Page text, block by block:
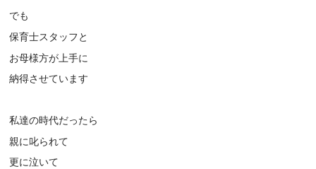
でも
保育士スタッフと
お母様方が上手に
納得させています
私達の時代だったら
親に叱られて
更に泣いて